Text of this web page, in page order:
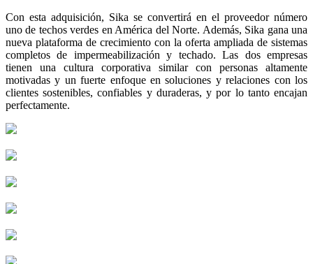
Con esta adquisición, Sika se convertirá en el proveedor número
uno de techos verdes en América del Norte. Además, Sika gana una
nueva plataforma de crecimiento con la oferta ampliada de sistemas
completos de impermeabilización y techado. Las dos empresas
tienen una cultura corporativa similar con personas altamente
motivadas y un fuerte enfoque en soluciones y relaciones con los
clientes sostenibles, confiables y duraderas, y por lo tanto encajan
perfectamente.